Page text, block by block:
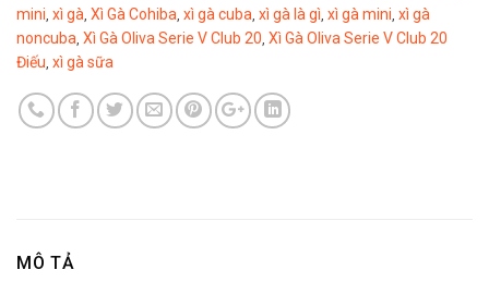
mini xì gà Xì Gà Cohiba xì gà cuba xì gà là gì xì gà mini xì gà
noncuba Xì Gà Oliva Serie V Club 20 Xì Gà Oliva Serie V Club 20
Điếu xì gà sữa
MÔ TẢ